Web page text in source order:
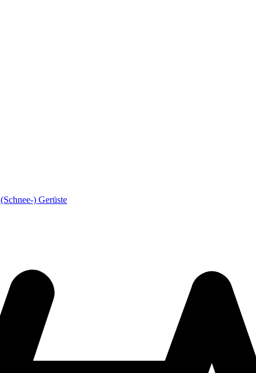
(Schnee-) Gerüste